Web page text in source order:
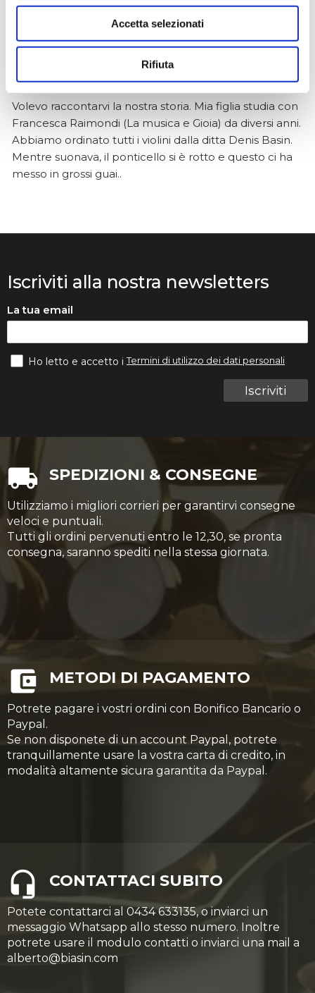
Accetta selezionati
Rifiuta
Anna Prokhorova
★★★★★
Volevo raccontarvi la nostra storia. Mia figlia studia con
Francesca Raimondi (La musica e Gioia) da diversi anni.
Abbiamo ordinato tutti i violini dalla ditta Denis Basin.
Mentre suonava, il ponticello si è rotto e questo ci ha
messo in grossi guai..
Iscriviti alla nostra newsletters
La tua email
Iscriviti
Ho letto e accetto iTermini di utilizzo dei dati personali
SPEDIZIONI & CONSEGNE
Utilizziamo i migliori corrieri per garantirvi consegne
veloci e puntuali.
Tutti gli ordini pervenuti entro le 12,30, se pronta
consegna, saranno spediti nella stessa giornata.
METODI DI PAGAMENTO
Potrete pagare i vostri ordini con Bonifico Bancario o
Paypal.
Se non disponete di un account Paypal, potrete
tranquillamente usare la vostra carta di credito, in
modalità altamente sicura garantita da Paypal.
CONTATTACI SUBITO
Potete contattarci al 0434 633135, o inviarci un
messaggio Whatsapp allo stesso numero. Inoltre
potrete usare il modulo contatti o inviarci una mail a
alberto@biasin.com